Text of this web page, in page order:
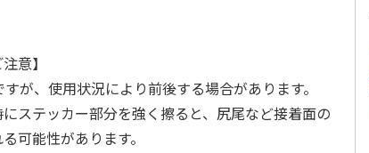
意】
が、使用状況により前後する場合があります。
にステッカー部分を強く擦ると、尻尾など接着面の
可能性があります。